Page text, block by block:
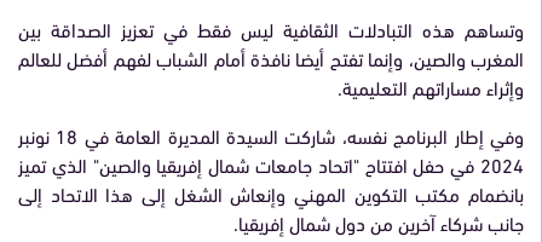
وتساهم هذه التبادلات الثقافية ليس فقط في تعزيز الصداقة بين
المغرب والصين، وإنما تفتح أيضا نافذة أمام الشباب لفهم أفضل للعالم
وإثراء مساراتهم التعليمية.
وفي إطار البرنامج نفسه، شاركت السيدة المديرة العامة في 18 نونبر
2024 في حفل افتتاح "اتحاد جامعات شمال إفريقيا والصين" الذي تميز
بانضمام مكتب التكوين المهني وإنعاش الشغل إلى هذا الاتحاد إلى
جانب شركاء آخرين من دول شمال إفريقيا.